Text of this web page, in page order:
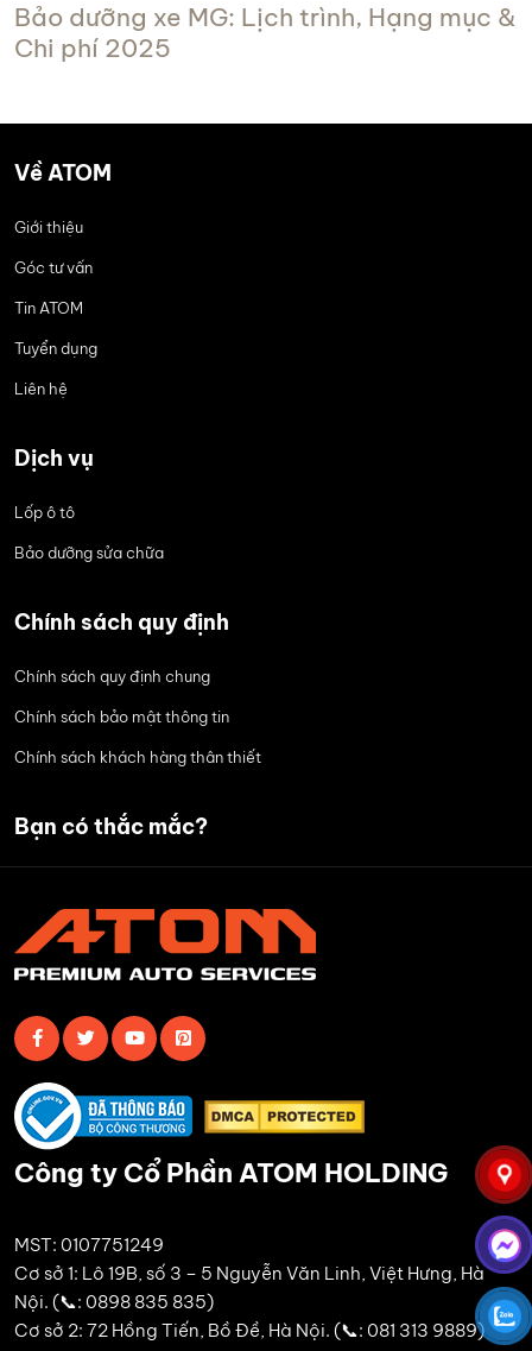
Bảo dưỡng xe MG: Lịch trình, Hạng mục &
Chi phí 2025
Về ATOM
Giới thiệu
Góc tư vấn
Tin ATOM
Tuyển dụng
Liên hệ
Dịch vụ
Lốp ô tô
Bảo dưỡng sửa chữa
Chính sách quy định
Chính sách quy định chung
Chính sách bảo mật thông tin
Chính sách khách hàng thân thiết
Bạn có thắc mắc?
Công ty Cổ Phần ATOM HOLDING
MST: 0107751249
Cơ sở 1: Lô 19B, số 3 – 5 Nguyễn Văn Linh, Việt Hưng, Hà
Nội. (📞: 0898 835 835)
Cơ sở 2: 72 Hồng Tiến, Bồ Đề, Hà Nội. (📞: 081 313 9889)